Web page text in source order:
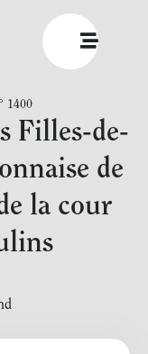
1400
Filles-de-
de
la cour